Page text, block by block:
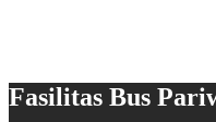
Fasilitas Bus